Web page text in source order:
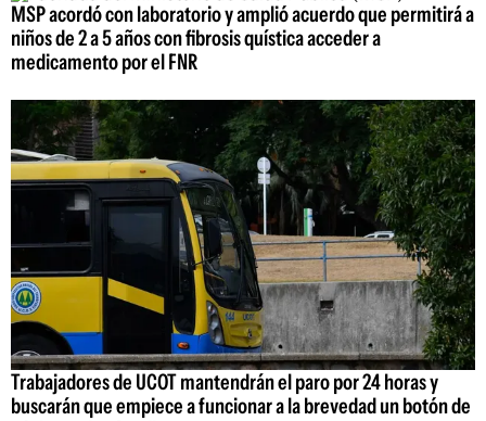
MSP acordó con laboratorio y amplió acuerdo que permitirá a
niños de 2 a 5 años con fibrosis quística acceder a
medicamento por el FNR
Trabajadores de UCOT mantendrán el paro por 24 horas y
buscarán que empiece a funcionar a la brevedad un botón de